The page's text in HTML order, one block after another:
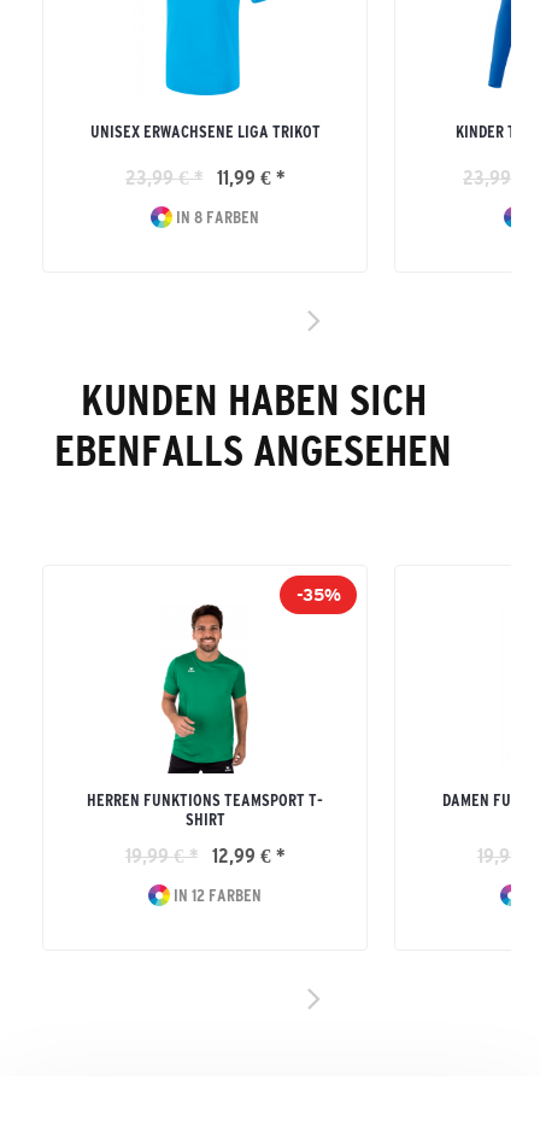
UNISEX ERWACHSENE LIGA TRIKOT
23,99 € * 11,99 € *
IN 8 FARBEN
KINDER
23,99 € *
KUNDEN HABEN SICH
EBENFALLS ANGESEHEN
-35%
HERREN FUNKTIONS TEAMSPORT T-
SHIRT
19,99 € * 12,99 € *
IN 12 FARBEN
DAMEN
19,99